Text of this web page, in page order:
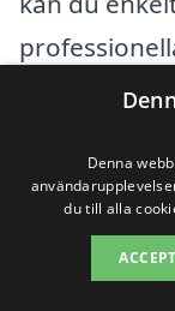
bara några
olika
det lättare
Denna
du till alla